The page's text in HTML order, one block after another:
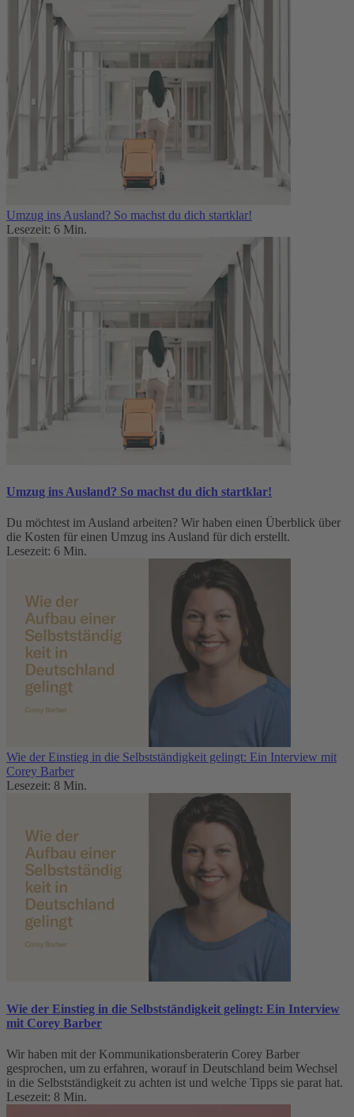
Umzug ins Ausland? So machst du dich startklar!
Lesezeit: 6 Min.
Umzug ins Ausland? So machst du dich startklar!
Du möchtest im Ausland arbeiten? Wir haben einen Überblick über
die Kosten für einen Umzug ins Ausland für dich erstellt.
Lesezeit: 6 Min.
Wie der Einstieg in die Selbstständigkeit gelingt: Ein Interview mit
Corey Barber
Lesezeit: 8 Min.
Wie der Einstieg in die Selbstständigkeit gelingt: Ein Interview
mit Corey Barber
Wir haben mit der Kommunikationsberaterin Corey Barber
gesprochen, um zu erfahren, worauf in Deutschland beim Wechsel
in die Selbstständigkeit zu achten ist und welche Tipps sie parat hat.
Lesezeit: 8 Min.